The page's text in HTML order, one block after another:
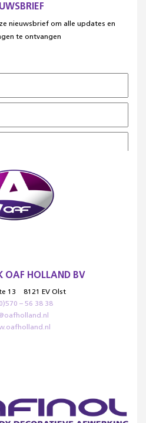
nieuwsbrief om alle updates en
te ontvangen
OAF HOLLAND BV
13
8121 EV Olst
– 56 38 38